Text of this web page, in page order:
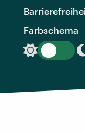
Farbschema